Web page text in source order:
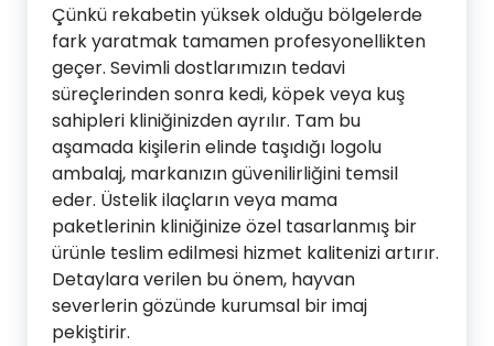
Çünkü rekabetin yüksek olduğu bölgelerde
fark yaratmak tamamen profesyonellikten
geçer. Sevimli dostlarımızın tedavi
süreçlerinden sonra kedi, köpek veya kuş
sahipleri kliniğinizden ayrılır. Tam bu
aşamada kişilerin elinde taşıdığı logolu
ambalaj, markanızın güvenilirliğini temsil
eder. Üstelik ilaçların veya mama
paketlerinin kliniğinize özel tasarlanmış bir
ürünle teslim edilmesi hizmet kalitenizi artırır.
Detaylara verilen bu önem, hayvan
severlerin gözünde kurumsal bir imaj
pekiştirir.